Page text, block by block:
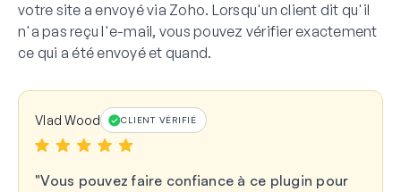
votre site a envoyé via Zoho. Lorsqu'un client dit qu'il
n'a pas reçu l'e-mail, vous pouvez vérifier exactement
ce qui a été envoyé et quand.
Vlad Wood CLIENT VÉRIFIÉ
Vous pouvez faire confiance à ce plugin pour